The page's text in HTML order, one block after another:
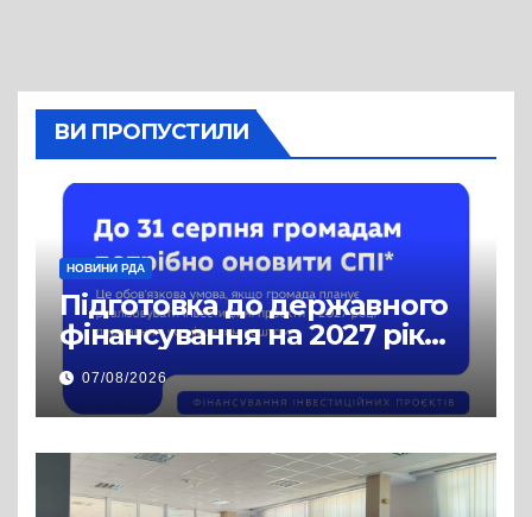
ВИ ПРОПУСТИЛИ
НОВИНИ РДА
Підготовка до державного
фінансування на 2027 рік
уже триває
07/08/2026